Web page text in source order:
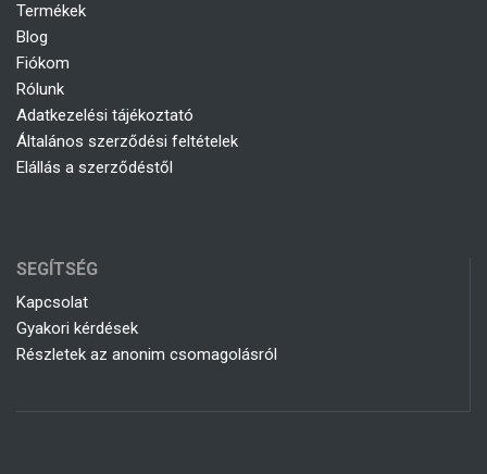
Termékek
Blog
Fiókom
Rólunk
Adatkezelési tájékoztató
Általános szerződési feltételek
Elállás a szerződéstől
SEGÍTSÉG
Kapcsolat
Gyakori kérdések
Részletek az anonim csomagolásról